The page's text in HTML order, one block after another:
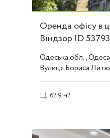
Оренда офісу в
Віндзор ID 53793
Одеська обл.,
Вулиця Бориса
62.9 м2